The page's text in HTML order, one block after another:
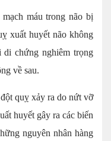
máu trong não bị
xuất huyết não không
chứng nghiêm trọng
về sau.
quỵ xảy ra do nứt vỡ
huyết gây ra các biến
nguyên nhân hàng